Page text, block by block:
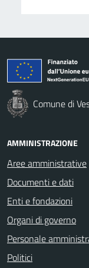
Comune di
AMMINISTRAZIONE
Aree amministrative
Documenti e dati
Enti e fondazioni
Organi di governo
Personale
Politici